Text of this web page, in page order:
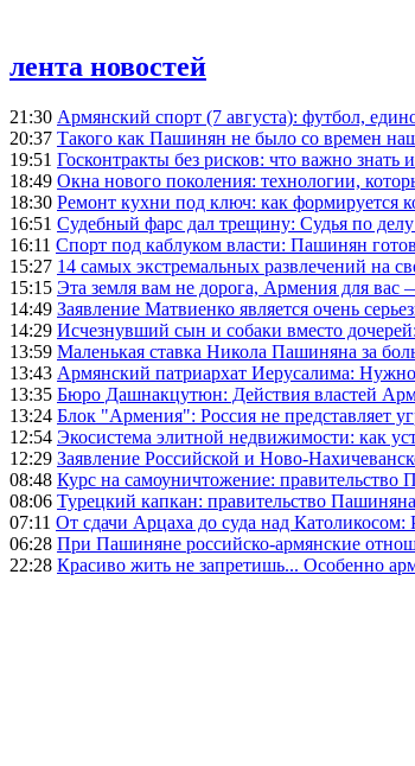
лента новостей
21:30 Армянский спорт (7 августа): футбол,
20:37 Такого как Пашинян не было со времен
19:51 Госконтракты без рисков: что важно знать
18:49 Окна нового поколения: технологии,
18:30 Ремонт кухни под ключ: как формируется
16:51 Судебный фарс дал трещину: Судья по
16:11 Спорт под каблуком власти: Пашинян
15:27 14 самых экстремальных развлечений на
15:15 Эта земля вам не дорога, Армения для
14:49 Заявление Матвиенко является очень
14:29 Исчезнувший сын и собаки вместо
13:59 Маленькая ставка Никола Пашиняна за
13:43 Армянский патриархат Иерусалима:
13:35 Бюро Дашнакцутюн: Действия властей
13:24 Блок "Армения": Россия не представляет
12:54 Экосистема элитной недвижимости: как
12:29 Заявление Российской и Ново-
08:48 Курс на самоуничтожение:
08:06 Турецкий капкан: правительство
07:11 От сдачи Арцаха до суда над
06:28 При Пашиняне российско-армянские
22:28 Красиво жить не запретишь... Особенно